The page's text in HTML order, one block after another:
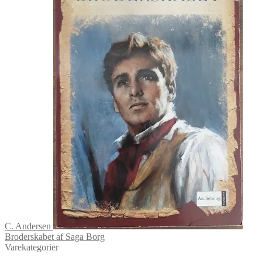
C. Andersen
Broderskabet af Saga Borg
Varekategorier